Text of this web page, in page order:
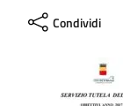
Condividi